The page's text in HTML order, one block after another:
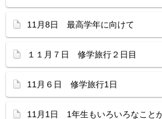
11月8日 最高学年に向けて
１１月７日 修学旅行２日目
11月６日 修学旅行1日
11月1日 1年生もいろいろなこと